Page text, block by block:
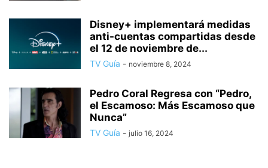
Disney+ implementará medidas
anti-cuentas compartidas desde
el 12 de noviembre de...
TV Guía - noviembre 8, 2024
Pedro Coral Regresa con “Pedro,
el Escamoso: Más Escamoso que
Nunca”
TV Guía - julio 16, 2024